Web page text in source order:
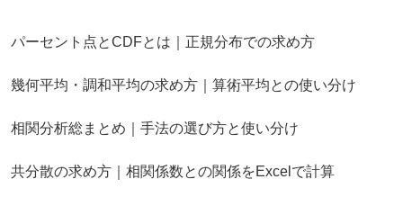
パーセント点とCDFとは｜正規分布での求め方
幾何平均・調和平均の求め方｜算術平均との使い分け
相関分析総まとめ｜手法の選び方と使い分け
共分散の求め方｜相関係数との関係をExcelで計算